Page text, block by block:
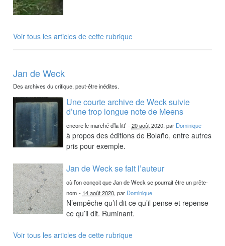
Voir tous les articles de cette rubrique
Jan de Weck
Des archives du critique, peut-être inédites.
Une courte archive de Weck suivie
d’une trop longue note de Meens
encore le marché d’la litt’ -20 août 2020, par Dominique
à propos des éditions de Bolaño, entre autres
pris pour exemple.
Jan de Weck se fait l’auteur
où l’on conçoit que Jan de Weck se pourrait être un prête-
nom - 14 août 2020, par Dominique
N’empêche qu’il dit ce qu’il pense et repense
ce qu’il dit. Ruminant.
Voir tous les articles de cette rubrique